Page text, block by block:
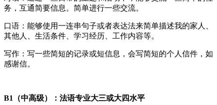
务，互通简要信息。简单进行一些交流。
口语：能够使用一连串句子或者表达法来简单描述我的家人、
其他人、生活条件、学习经历、工作内容等。
写作：写一些简短的记录或短信息，会写简短的个人信件，如
感谢信。
B1（中高级）：法语专业大三或大四水平